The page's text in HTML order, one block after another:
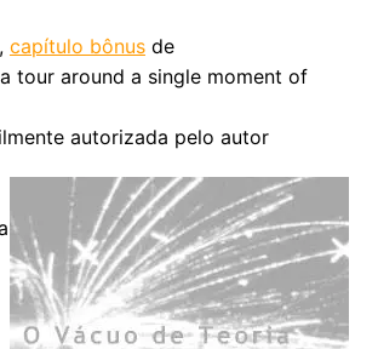
capítulo bônusde
tour around a single moment of
autorizada pelo autor